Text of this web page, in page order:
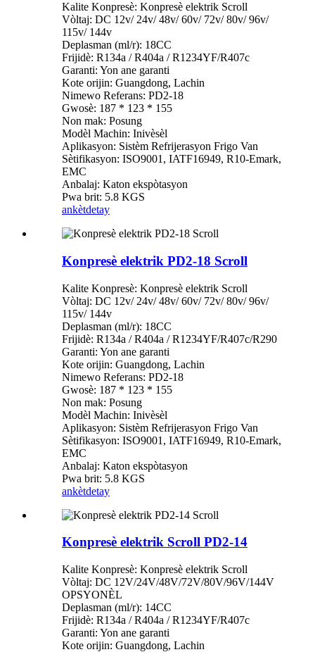
Kalite Konpresè: Konpresè elektrik Scroll
Vòltaj: DC 12v/ 24v/ 48v/ 60v/ 72v/ 80v/ 96v/
115v/ 144v
Deplasman (ml/r): 18CC
Frijidè: R134a / R404a / R1234YF/R407c
Garanti: Yon ane garanti
Kote orijin: Guangdong, Lachin
Nimewo Referans: PD2-18
Gwosè: 187 * 123 * 155
Non mak: Posung
Modèl Machin: Inivèsèl
Aplikasyon: Sistèm Refrijerasyon Frigo Van
Sètifikasyon: ISO9001, IATF16949, R10-Emark,
EMC
Anbalaj: Katon ekspòtasyon
Pwa brit: 5.8 KGS
ankètdetay
Konpresè elektrik PD2-18 Scroll
Kalite Konpresè: Konpresè elektrik Scroll
Vòltaj: DC 12v/ 24v/ 48v/ 60v/ 72v/ 80v/ 96v/
115v/ 144v
Deplasman (ml/r): 18CC
Frijidè: R134a / R404a / R1234YF/R407c/R290
Garanti: Yon ane garanti
Kote orijin: Guangdong, Lachin
Nimewo Referans: PD2-18
Gwosè: 187 * 123 * 155
Non mak: Posung
Modèl Machin: Inivèsèl
Aplikasyon: Sistèm Refrijerasyon Frigo Van
Sètifikasyon: ISO9001, IATF16949, R10-Emark,
EMC
Anbalaj: Katon ekspòtasyon
Pwa brit: 5.8 KGS
ankètdetay
Konpresè elektrik Scroll PD2-14
Kalite Konpresè: Konpresè elektrik Scroll
Vòltaj: DC 12V/24V/48V/72V/80V/96V/144V
OPSYONÈL
Deplasman (ml/r): 14CC
Frijidè: R134a / R404a / R1234YF/R407c
Garanti: Yon ane garanti
Kote orijin: Guangdong, Lachin